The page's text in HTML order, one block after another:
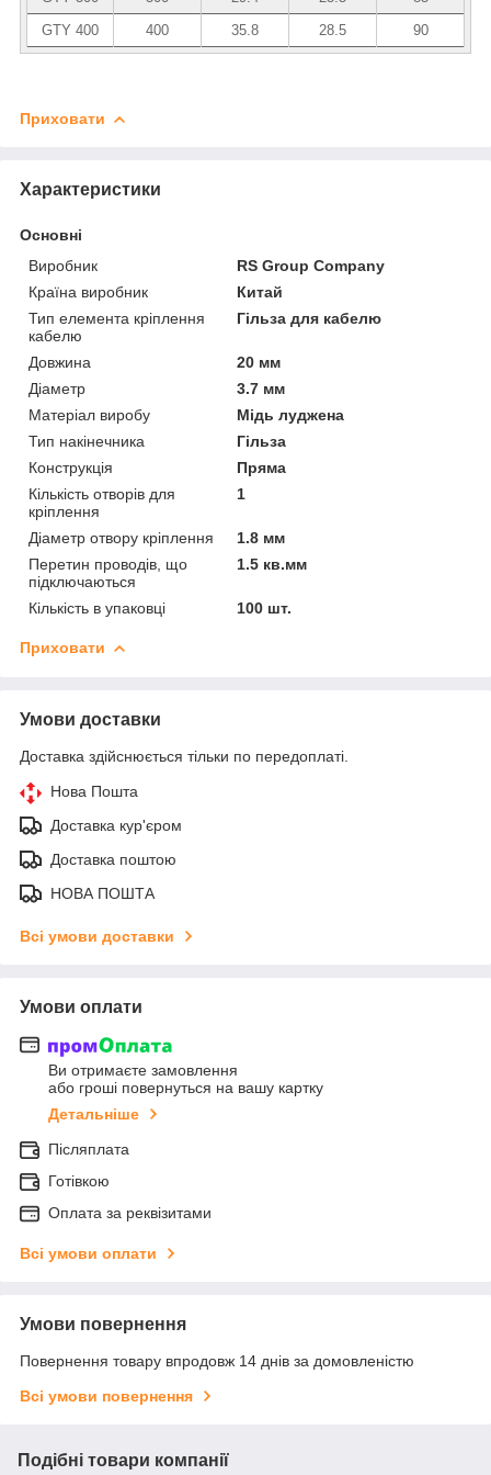
GTY 400
400 35.8 28.5 90
Приховати
Характеристики
Основні
Виробник
RS Group Company
Країна виробник
Китай
Тип елемента кріплення
кабелю
Гільза для кабелю
Довжина
20 мм
Діаметр
3.7 мм
Матеріал виробу
Мідь луджена
Тип накінечника
Гільза
Конструкція
Пряма
Кількість отворів для
кріплення
1
Діаметр отвору кріплення
1.8 мм
Перетин проводів, що
підключаються
1.5 кв.мм
Кількість в упаковці 100 шт.
Приховати
Умови доставки
Доставка здійснюється тільки по передоплаті.
Нова Пошта
Доставка кур'єром
Доставка поштою
НОВА ПОШТА
Всі умови доставки
Умови оплати
Ви отримаєте замовлення
або гроші повернуться на вашу картку
Детальніше
Післяплата
Готівкою
Оплата за реквізитами
Всі умови оплати
Умови повернення
Повернення товару впродовж 14 днів за домовленістю
Всі умови повернення
Подібні товари компанії